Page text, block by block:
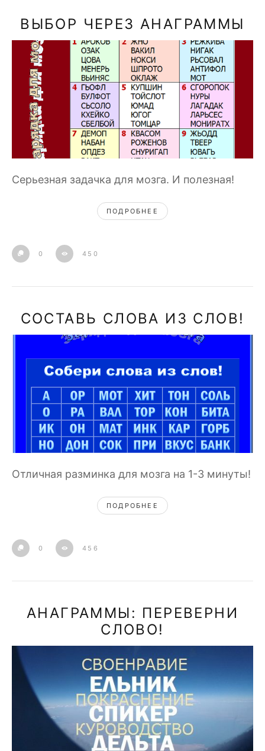
ВЫБОР ЧЕРЕЗ АНАГРАММЫ
Серьезная задачка для мозга. И полезная!
ПОДРОБНЕЕ
0 450
СОСТАВЬ СЛОВА ИЗ СЛОВ!
Отличная разминка для мозга на 1-3 минуты!
ПОДРОБНЕЕ
0 456
АНАГРАММЫ: ПЕРЕВЕРНИ
СЛОВО!